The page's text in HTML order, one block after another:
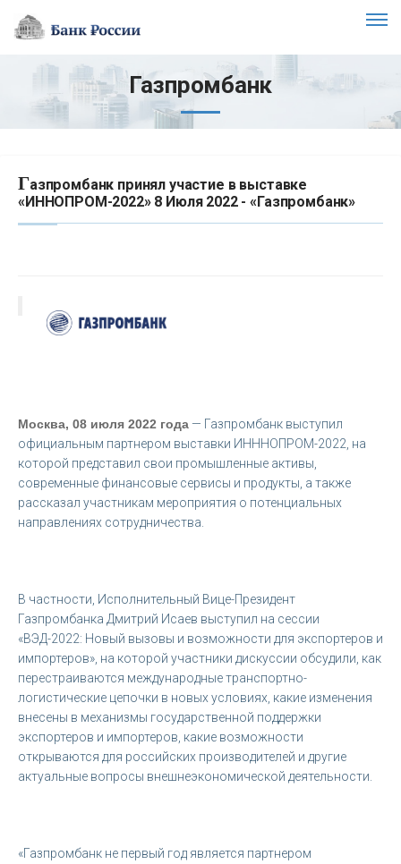
Газпромбанк
Газпромбанк принял участие в выставке
«ИННОПРОМ-2022» 8 Июля 2022 - «Газпромбанк»
Москва, 08 июля 2022 года — Газпромбанк выступил
официальным партнером выставки ИНННОПРОМ-2022, на
которой представил свои промышленные активы,
современные финансовые сервисы и продукты, а также
рассказал участникам мероприятия о потенциальных
направлениях сотрудничества.
В частности, Исполнительный Вице-Президент
Газпромбанка Дмитрий Исаев выступил на сессии
«ВЭД-2022: Новый вызовы и возможности для экспортеров и
импортеров», на которой участники дискуссии обсудили, как
перестраиваются международные транспортно-
логистические цепочки в новых условиях, какие изменения
внесены в механизмы государственной поддержки
экспортеров и импортеров, какие возможности
открываются для российских производителей и другие
актуальные вопросы внешнеэкономической деятельности.
«Газпромбанк не первый год является партнером